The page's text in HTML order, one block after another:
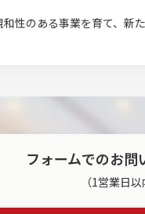
性のある事業を育て、新
フォームでのお問
（1営業日以